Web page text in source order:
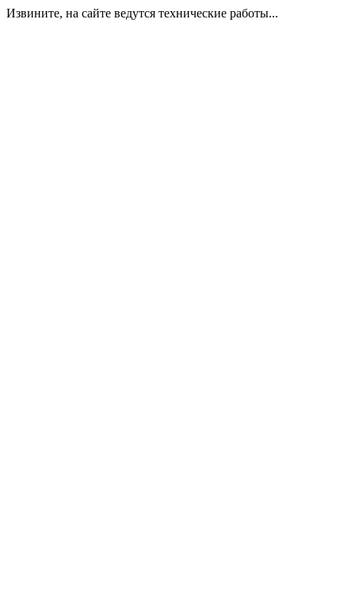
Извините, на сайте ведутся технические работы...